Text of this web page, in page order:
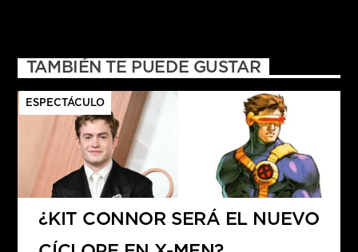
TAMBIÉN TE PUEDE GUSTAR
ESPECTÁCULO
¿KIT CONNOR SERÁ EL NUEVO